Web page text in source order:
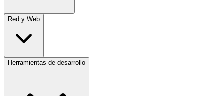
Red y Web
Herramientas de desarrollo